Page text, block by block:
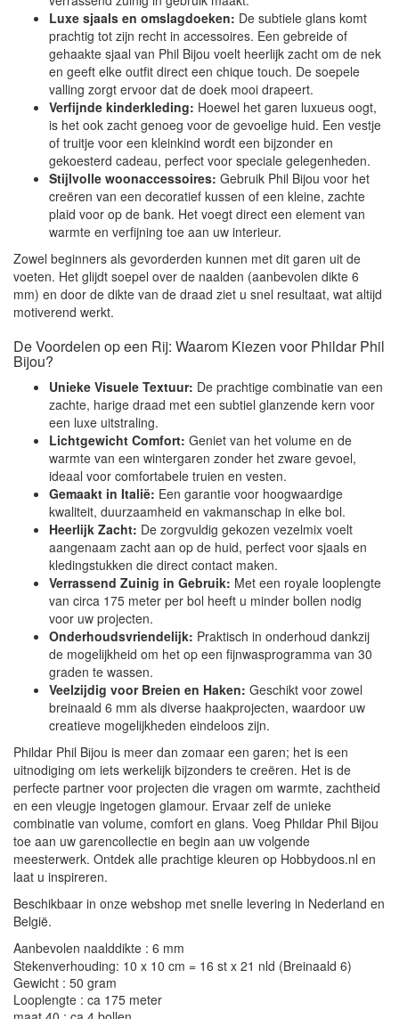
Luxe sjaals en omslagdoeken: De subtiele glans komt
prachtig tot zijn recht in accessoires. Een gebreide of
gehaakte sjaal van Phil Bijou voelt heerlijk zacht om de nek
en geeft elke outfit direct een chique touch. De soepele
valling zorgt ervoor dat de doek mooi drapeert.
Verfijnde kinderkleding: Hoewel het garen luxueus oogt,
is het ook zacht genoeg voor de gevoelige huid. Een vestje
of truitje voor een kleinkind wordt een bijzonder en
gekoesterd cadeau, perfect voor speciale gelegenheden.
Stijlvolle woonaccessoires: Gebruik Phil Bijou voor het
creëren van een decoratief kussen of een kleine, zachte
plaid voor op de bank. Het voegt direct een element van
warmte en verfijning toe aan uw interieur.
Zowel beginners als gevorderden kunnen met dit garen uit de
voeten. Het glijdt soepel over de naalden (aanbevolen dikte 6
mm) en door de dikte van de draad ziet u snel resultaat, wat altijd
motiverend werkt.
De Voordelen op een Rij: Waarom Kiezen voor Phildar Phil
Bijou?
Unieke Visuele Textuur: De prachtige combinatie van een
zachte, harige draad met een subtiel glanzende kern voor
een luxe uitstraling.
Lichtgewicht Comfort: Geniet van het volume en de
warmte van een wintergaren zonder het zware gevoel,
ideaal voor comfortabele truien en vesten.
Gemaakt in Italië: Een garantie voor hoogwaardige
kwaliteit, duurzaamheid en vakmanschap in elke bol.
Heerlijk Zacht: De zorgvuldig gekozen vezelmix voelt
aangenaam zacht aan op de huid, perfect voor sjaals en
kledingstukken die direct contact maken.
Verrassend Zuinig in Gebruik: Met een royale looplengte
van circa 175 meter per bol heeft u minder bollen nodig
voor uw projecten.
Onderhoudsvriendelijk: Praktisch in onderhoud dankzij
de mogelijkheid om het op een fijnwasprogramma van 30
graden te wassen.
Veelzijdig voor Breien en Haken: Geschikt voor zowel
breinaald 6 mm als diverse haakprojecten, waardoor uw
creatieve mogelijkheden eindeloos zijn.
Phildar Phil Bijou is meer dan zomaar een garen; het is een
uitnodiging om iets werkelijk bijzonders te creëren. Het is de
perfecte partner voor projecten die vragen om warmte, zachtheid
en een vleugje ingetogen glamour. Ervaar zelf de unieke
combinatie van volume, comfort en glans. Voeg Phildar Phil Bijou
toe aan uw garencollectie en begin aan uw volgende
meesterwerk. Ontdek alle prachtige kleuren op Hobbydoos.nl en
laat u inspireren.
Beschikbaar in onze webshop met snelle levering in Nederland en
België.
Aanbevolen naalddikte : 6 mm
Stekenverhouding: 10 x 10 cm = 16 st x 21 nld (Breinaald 6)
Gewicht : 50 gram
Looplengte : ca 175 meter